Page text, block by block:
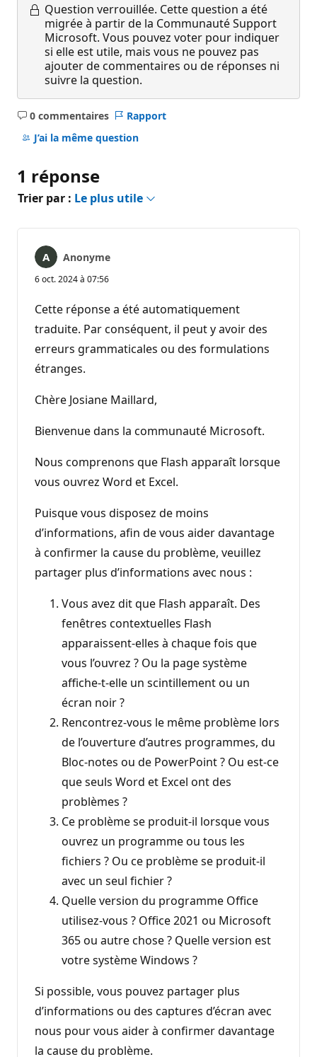
Question verrouillée. Cette question a été
migrée à partir de la Communauté Support
Microsoft. Vous pouvez voter pour indiquer
si elle est utile, mais vous ne pouvez pas
ajouter de commentaires ou de réponses ni
suivre la question.
0 commentaires
Aucun
commentaire
Rapport
J’ai la même question
1 réponse
Trier par : Le plus utile
Anonyme
6 oct. 2024 à 07:56
Cette réponse a été automatiquement
traduite. Par conséquent, il peut y avoir des
erreurs grammaticales ou des formulations
étranges.
Chère Josiane Maillard,
Bienvenue dans la communauté Microsoft.
Nous comprenons que Flash apparaît lorsque
vous ouvrez Word et Excel.
Puisque vous disposez de moins
d’informations, afin de vous aider davantage
à confirmer la cause du problème, veuillez
partager plus d’informations avec nous :
Vous avez dit que Flash apparaît. Des
fenêtres contextuelles Flash
apparaissent-elles à chaque fois que
vous l’ouvrez ? Ou la page système
affiche-t-elle un scintillement ou un
écran noir ?
Rencontrez-vous le même problème lors
de l’ouverture d’autres programmes, du
Bloc-notes ou de PowerPoint ? Ou est-ce
que seuls Word et Excel ont des
problèmes ?
Ce problème se produit-il lorsque vous
ouvrez un programme ou tous les
fichiers ? Ou ce problème se produit-il
avec un seul fichier ?
Quelle version du programme Office
utilisez-vous ? Office 2021 ou Microsoft
365 ou autre chose ? Quelle version est
votre système Windows ?
Si possible, vous pouvez partager plus
d’informations ou des captures d’écran avec
nous pour vous aider à confirmer davantage
la cause du problème.